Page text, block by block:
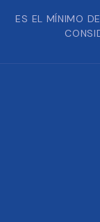
ES EL MÍNIMO